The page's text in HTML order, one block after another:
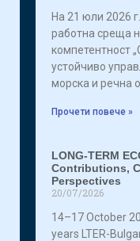
На 21 юли 2026
работна среща
компетентност
устойчиво
морска и речна
Прочети повече »
LONG-TERM
Contributions,
Perspectives
20/07/2026
14–17 October
years LTER-